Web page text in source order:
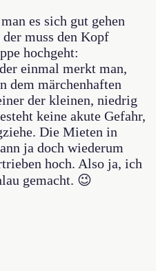
es sich gut gehen
muss den Kopf
hochgeht:
einmal merkt man,
dem märchenhaften
der kleinen, niedrig
keine akute Gefahr,
Die Mieten in
ja doch wiederum
hoch. Also ja, ich
gemacht. 😉